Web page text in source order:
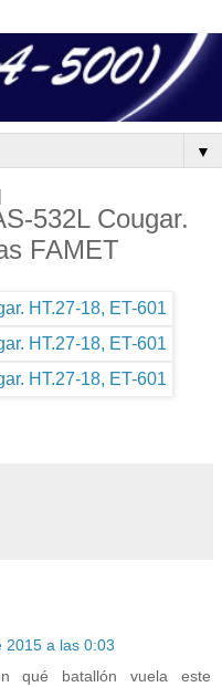
▼
532L Cougar.
FAMET
2015 a las 0:03
qué batallón vuela este